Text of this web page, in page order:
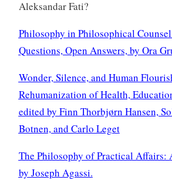
Aleksandar Fati?
Philosophy in Philosophical
Questions, Open Answers, by Ora
Wonder, Silence, and Human
Rehumanization of Health,
edited by Finn Thorbjørn Hansen,
Botnen, and Carlo Leget
The Philosophy of Practical Affairs:
by Joseph Agassi.